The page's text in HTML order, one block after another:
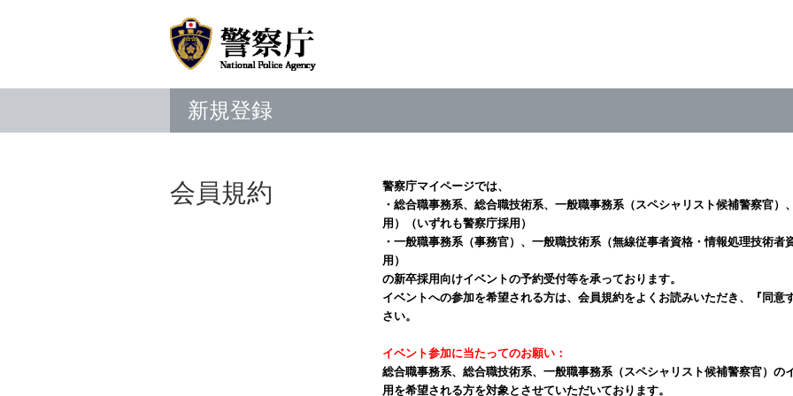
新規登録
会員規約
警察庁マイページでは、
・総合職事務系、総合職技術系、一般職事務系（スペシャリスト候補警察官
用）（いずれも警察庁採用）
・一般職事務系（事務官）、一般職技術系（無線従事者資格・情報処理技術
用）
の新卒採用向けイベントの予約受付等を承っております。
イベントへの参加を希望される方は、会員規約をよくお読みいただき、『同意
さい。
イベント参加に当たってのお願い：
総合職事務系、総合職技術系、一般職事務系（スペシャリスト候補警察官）の
用を希望される方を対象とさせていただいております。